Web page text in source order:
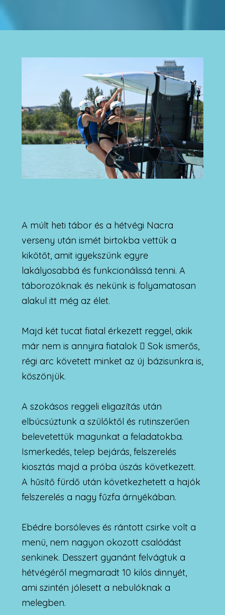
A múlt heti tábor és a hétvégi Nacra
verseny után ismét birtokba vettük a
kikötőt, amit igyekszünk egyre
lakályosabbá és funkcionálissá tenni. A
táborozóknak és nekünk is folyamatosan
alakul itt még az élet.
Majd két tucat fiatal érkezett reggel, akik
már nem is annyira fiatalok  Sok ismerős,
régi arc követett minket az új bázisunkra is,
köszönjük.
A szokásos reggeli eligazítás után
elbúcsúztunk a szülőktől és rutinszerűen
belevetettük magunkat a feladatokba.
Ismerkedés, telep bejárás, felszerelés
kiosztás majd a próba úszás következett.
A hűsítő fürdő után következhetett a hajók
felszerelés a nagy fűzfa árnyékában.
Ebédre borsóleves és rántott csirke volt a
menü, nem nagyon okozott csalódást
senkinek. Desszert gyanánt felvágtuk a
hétvégéről megmaradt 10 kilós dinnyét,
ami szintén jólesett a nebulóknak a
melegben.